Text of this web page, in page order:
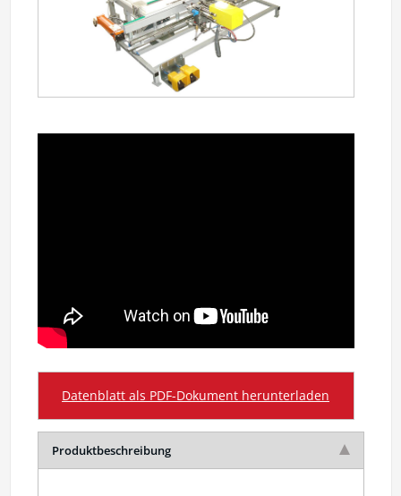
Datenblatt als PDF-Dokument herunterladen
Produktbeschreibung